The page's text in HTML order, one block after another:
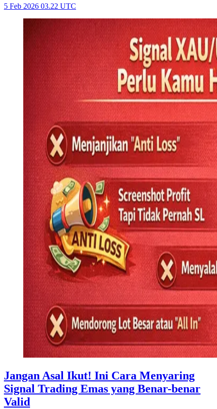
5 Feb 2026 03.22 UTC
Jangan Asal Ikut! Ini Cara Menyaring
Signal Trading Emas yang Benar-benar
Valid